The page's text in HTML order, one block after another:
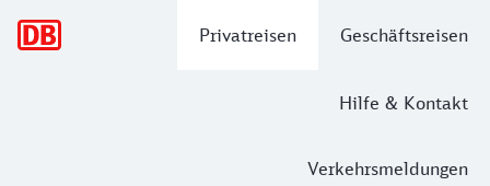
Privatreisen Geschäftsreisen
Hilfe & Kontakt
Verkehrsmeldungen